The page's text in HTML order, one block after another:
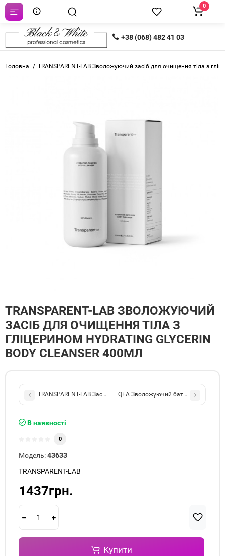
+38 (068) 482 41 03
0
Головна TRANSPARENT-LAB Зволожуючий засіб для очищення тіла з
TRANSPARENT-LAB ЗВОЛОЖУЮЧИЙ
ЗАСІБ ДЛЯ ОЧИЩЕННЯ ТІЛА З
ГЛІЦЕРИНОМ HYDRATING GLYCERIN
BODY CLEANSER 400МЛ
TRANSPARENT-LAB Заспокійливий лосьйон для тіла з
Q+A Зволожуючий баттер з
В наявності
0
Модель:43633
TRANSPARENT-LAB
1437грн.
Купити